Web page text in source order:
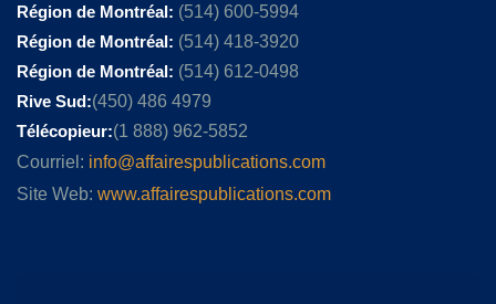
Région de Montréal: (514) 600-5994
Région de Montréal: (514) 418-3920
Région de Montréal: (514) 612-0498
Rive Sud:(450) 486 4979
Télécopieur:(1 888) 962-5852
Courriel: info@affairespublications.com
Site Web: www.affairespublications.com